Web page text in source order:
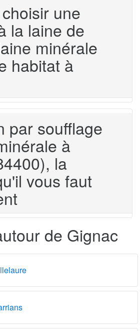
une
la laine de
minérale
habitat à
par soufflage
à
la
vous faut
de Gignac